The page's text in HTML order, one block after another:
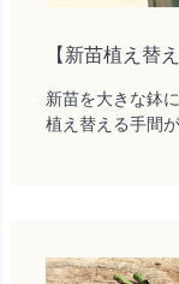
【新苗植え替
新苗を大きな鉢
植え替える手間